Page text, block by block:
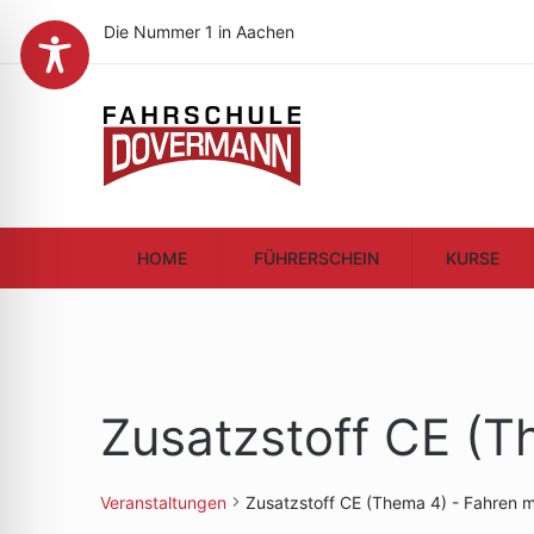
Die Nummer 1 in Aachen
HOME FÜHRERSCHEIN KURSE
Zusatzstoff CE
Veranstaltungen Zusatzstoff CE (Thema 4) - Fahren